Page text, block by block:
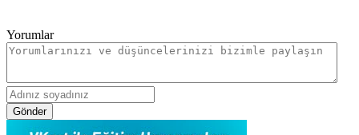
Yorumlar
Gönder